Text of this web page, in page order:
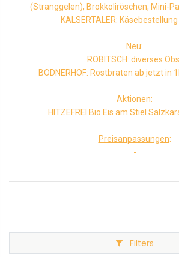
(Stranggelen), Brokkoliröschen, Mini-
KALSERTALER:
Neu:
ROBITSCH: diverses
BODNERHOF: Rostbraten ab jetzt in
Aktionen:
HITZEFREI Bio Eis am Stiel
Preisanpassungen:
-
Filters